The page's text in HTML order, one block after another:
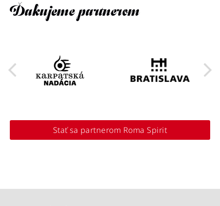
Ďakujeme partnerom
Stať sa partnerom Roma Spirit